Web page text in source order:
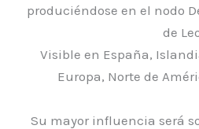
produciéndose en el nodo
de
Visible en España,
Europa, Norte de
Su mayor influencia será